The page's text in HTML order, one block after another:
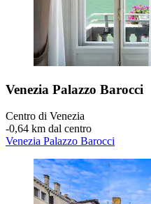
Venezia Palazzo Barocci
Centro di Venezia
‐0,64 km dal centro
Venezia Palazzo Barocci